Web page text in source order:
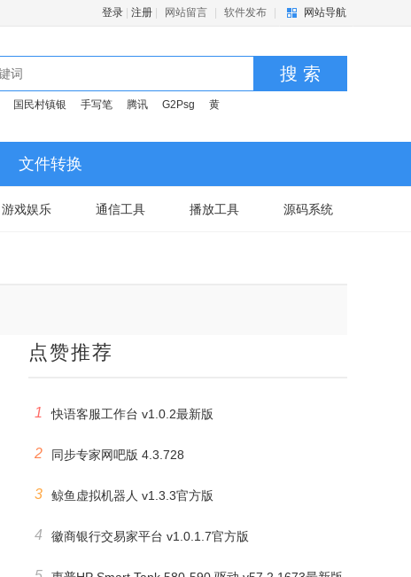
登录 注册 网站留言 软件发布 网站导航
搜 索
国民村镇银 手写笔 腾讯 G2Psg 黄
文件转换
游戏娱乐 通信工具 播放工具 源码系统
点赞推荐
1 快语客服工作台 v1.0.2最新版
2 同步专家网吧版 4.3.728
3 鲸鱼虚拟机器人 v1.3.3官方版
4 徽商银行交易家平台 v1.0.1.7官方版